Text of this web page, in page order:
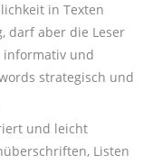
in Texten
darf aber die Leser
informativ und
strategisch und
und leicht
Listen